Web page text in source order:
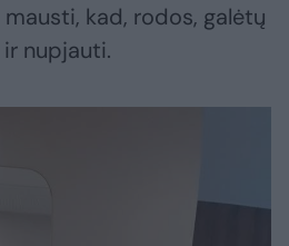
kad, rodos, galėtų
nupjauti.